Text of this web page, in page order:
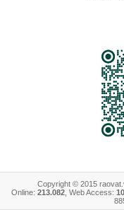
Copyright © 2015
Online: 213.082 , Web Access: